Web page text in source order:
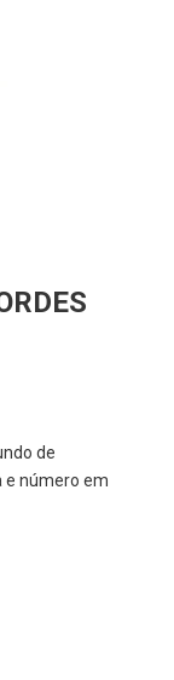
de
e número em